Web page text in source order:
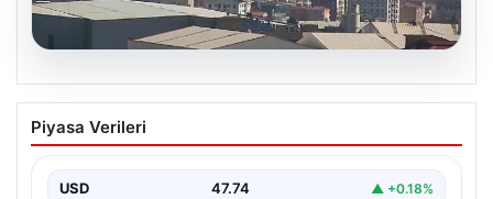
07.08.2026
Tuzla’da işçi konteynerinde çıkan
yangın söndürüldü
kişinin kaldığı işçi konteynerinde…
Piyasa Verileri
USD 47.74 ▲ +0.18%